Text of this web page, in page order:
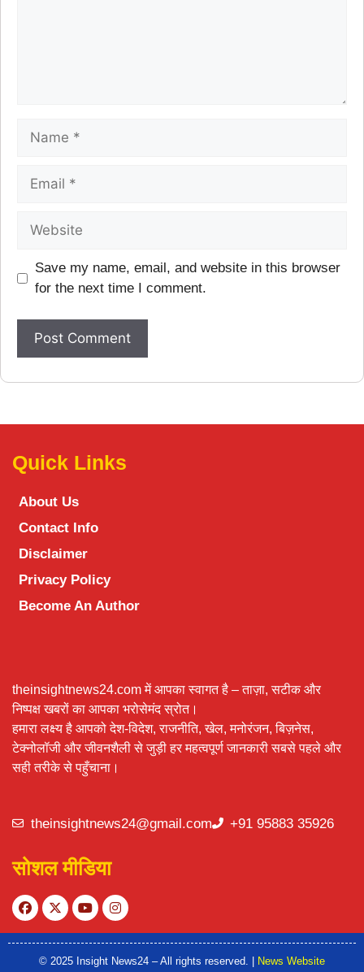
Save my name, email, and website in this browser
for the next time I comment.
Quick Links
About Us
Contact Info
Disclaimer
Privacy Policy
Become An Author
theinsightnews24.com में आपका स्वागत है – ताज़ा, सटीक और
निष्पक्ष खबरों का आपका भरोसेमंद स्रोत।
हमारा लक्ष्य है आपको देश-विदेश, राजनीति, खेल, मनोरंजन, बिज़नेस,
टेक्नोलॉजी और जीवनशैली से जुड़ी हर महत्वपूर्ण जानकारी सबसे पहले और
सही तरीके से पहुँचाना।
theinsightnews24@gmail.com +91 95883 35926
सोशल मीडिया
© 2025 Insight News24 – All rights reserved. |
News Website